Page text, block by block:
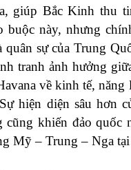
giúp Bắc Kinh thu
buộc này, nhưng
sự của Trung
tranh ảnh hưởng
về kinh tế,
hiện diện sâu hơn
cũng khiến đảo
Mỹ – Trung – Nga